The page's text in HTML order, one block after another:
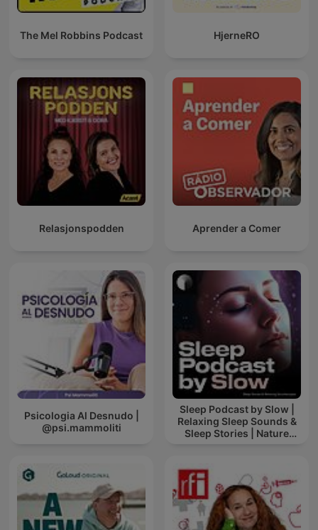
The Mel Robbins Podcast HjerneRO
Relasjonspodden Aprender a Comer
Psicologia Al Desnudo |
@psi.mammoliti
Sleep Podcast by Slow |
Relaxing Sleep Sounds &
Sleep Stories | Nature